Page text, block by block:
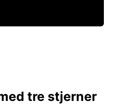
tre stjerner